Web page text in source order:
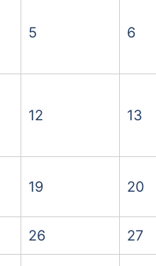
5 6
12 13
19 20
26 27